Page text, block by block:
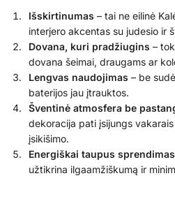
Išskirtinumas – tai ne eilinė
interjero akcentas su judesio ir
Dovana, kuri pradžiugins –
dovana šeimai, draugams ar
Lengvas naudojimas – be
baterijos jau įtrauktos.
Šventinė atmosfera be
dekoracija pati įsijungs
įsikišimo.
Energiškai taupus sprendimas
užtikrina ilgaamžiškumą ir